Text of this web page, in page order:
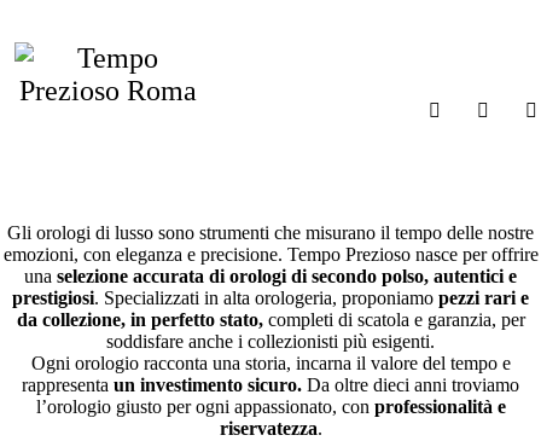
CHI SIAMO
GIOIELLERIA
MAGAZINE
CONTATTI
L’emozione che ti
accompagna ogni
Gli orologi di lusso sono strumenti che misurano il tempo delle nostre
emozioni, con eleganza e precisione. Tempo Prezioso nasce per offrire
una selezione accurata di orologi di secondo polso, autentici e
prestigiosi. Specializzati in alta orologeria, proponiamo pezzi rari e
da collezione, in perfetto stato,completi di scatola e garanzia, per
soddisfare anche i collezionisti più esigenti.
Ogni orologio racconta una storia, incarna il valore del tempo e
rappresenta un investimento sicuro. Da oltre dieci anni troviamo
l’orologio giusto per ogni appassionato, con professionalità e
riservatezza.